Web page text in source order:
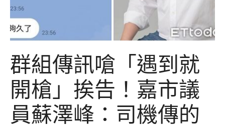
群組傳訊嗆「遇到就
開槍」挨告！嘉市議
員蘇澤峰：司機傳的